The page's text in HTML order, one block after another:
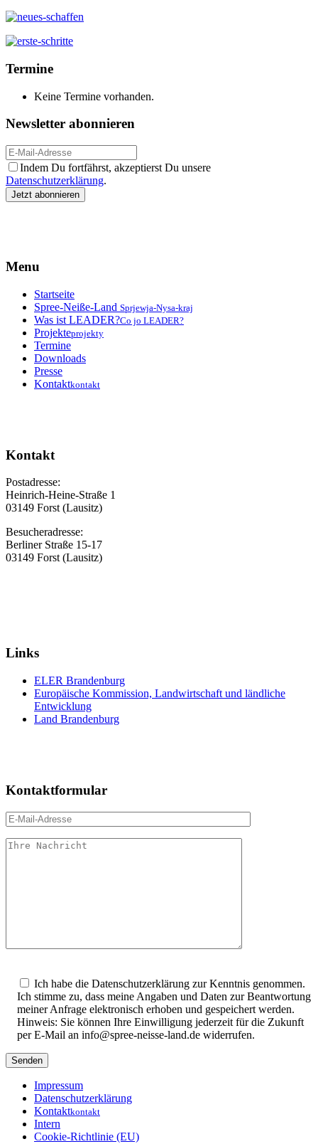
Termine
Keine Termine vorhanden.
Newsletter abonnieren
Indem Du fortfährst, akzeptierst Du unsere
Datenschutzerklärung.
Menu
Startseite
Spree-Neiße-Land Sprjewja-Nysa-kraj
Was ist LEADER?Co jo LEADER?
Projekteprojekty
Termine
Downloads
Presse
Kontaktkontakt
Kontakt
Postadresse:
Heinrich-Heine-Straße 1
03149 Forst (Lausitz)
Besucheradresse:
Berliner Straße 15-17
03149 Forst (Lausitz)
Links
ELER Brandenburg
Europäische Kommission, Landwirtschaft und ländliche
Entwicklung
Land Brandenburg
Kontaktformular
lasse
dieses
Feld
leer.
Ich habe die Datenschutzerklärung zur Kenntnis genommen.
Ich stimme zu, dass meine Angaben und Daten zur Beantwortung
meiner Anfrage elektronisch erhoben und gespeichert werden.
Hinweis: Sie können Ihre Einwilligung jederzeit für die Zukunft
per E-Mail an info@spree-neisse-land.de widerrufen.
Impressum
Datenschutzerklärung
Kontaktkontakt
Intern
Cookie-Richtlinie (EU)